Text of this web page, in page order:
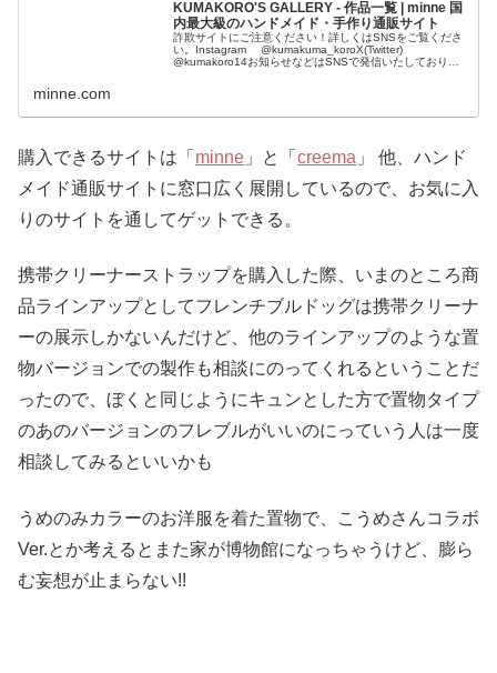
KUMAKORO'S GALLERY - 作品一覧 | minne 国
内最大級のハンドメイド・手作り通販サイト
詐欺サイトにご注意ください！詳しくはSNSをご覧くださ
い。Instagram @kumakuma_koroX(Twitter)
@kumakoro14お知らせなどはSNSで発信いたしておりま
minne.com
購入できるサイトは「 minne 」と「 creema 」 他、ハンド
メイド通販サイトに窓口広く展開しているので、お気に入
りのサイトを通してゲットできる。
携帯クリーナーストラップを購入した際、いまのところ商
品ラインアップとしてフレンチブルドッグは携帯クリーナ
ーの展示しかないんだけど、他のラインアップのような置
物バージョンでの製作も相談にのってくれるということだ
ったので、ぼくと同じようにキュンとした方で置物タイプ
のあのバージョンのフレブルがいいのにっていう人は一度
相談してみるといいかも
うめのみカラーのお洋服を着た置物で、こうめさんコラボ
Ver.とか考えるとまた家が博物館になっちゃうけど、膨ら
む妄想が止まらない!!